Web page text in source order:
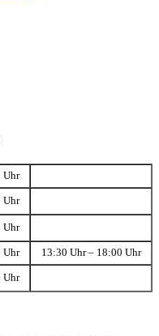
Uhr
Uhr
Uhr
Uhr 13:30 Uhr – 18:00 Uhr
Uhr